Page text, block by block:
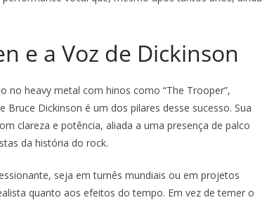
e a Voz de Dickinson
no heavy metal com hinos como “The Trooper”,
Bruce Dickinson é um dos pilares desse sucesso. Sua
clareza e potência, aliada a uma presença de palco
da história do rock.
seja em turnês mundiais ou em projetos
quanto aos efeitos do tempo. Em vez de temer o